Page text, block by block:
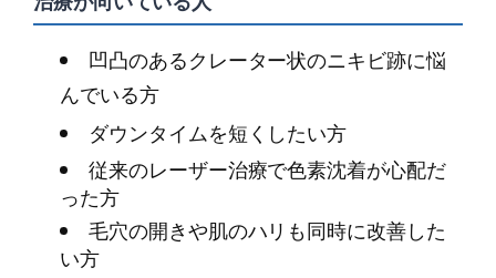
凹凸のあるクレーター状のニキビ跡に悩
んでいる方
ダウンタイムを短くしたい方
従来のレーザー治療で色素沈着が心配だ
った方
毛穴の開きや肌のハリも同時に改善した
い方